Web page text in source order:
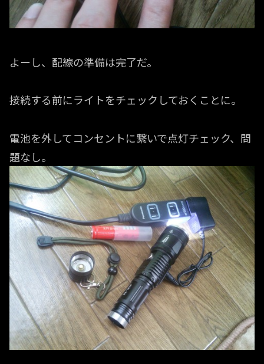
よーし、配線の準備は完了だ。
接続する前にライトをチェックしておくことに。
電池を外してコンセントに繋いで点灯チェック、問
題なし。